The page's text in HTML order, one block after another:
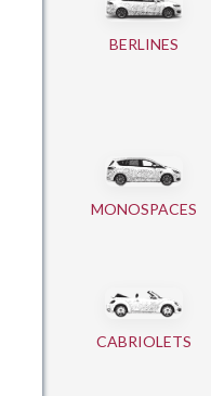
BERLINES
MONOSPACES
CABRIOLETS